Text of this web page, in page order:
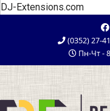
DJ-Extensions.com
(0352) 27-
Пн-Чт -